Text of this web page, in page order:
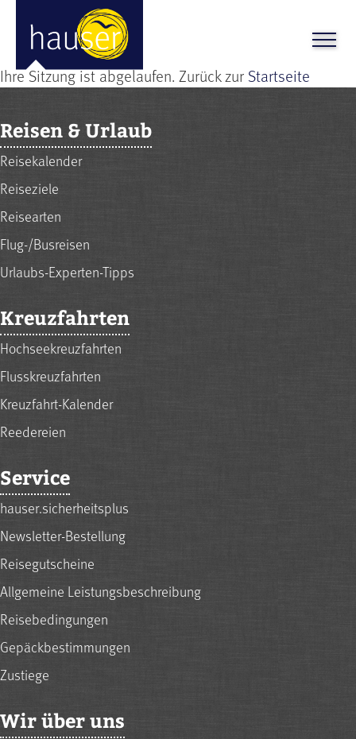
Ihre Sitzung ist abgelaufen. Zurück zur Startseite
Reisen & Urlaub
Reisekalender
Reiseziele
Reisearten
Flug-/Busreisen
Urlaubs-Experten-Tipps
Kreuzfahrten
Hochseekreuzfahrten
Flusskreuzfahrten
Kreuzfahrt-Kalender
Reedereien
Service
hauser.sicherheitsplus
Newsletter-Bestellung
Reisegutscheine
Allgemeine Leistungsbeschreibung
Reisebedingungen
Gepäckbestimmungen
Zustiege
Wir über uns